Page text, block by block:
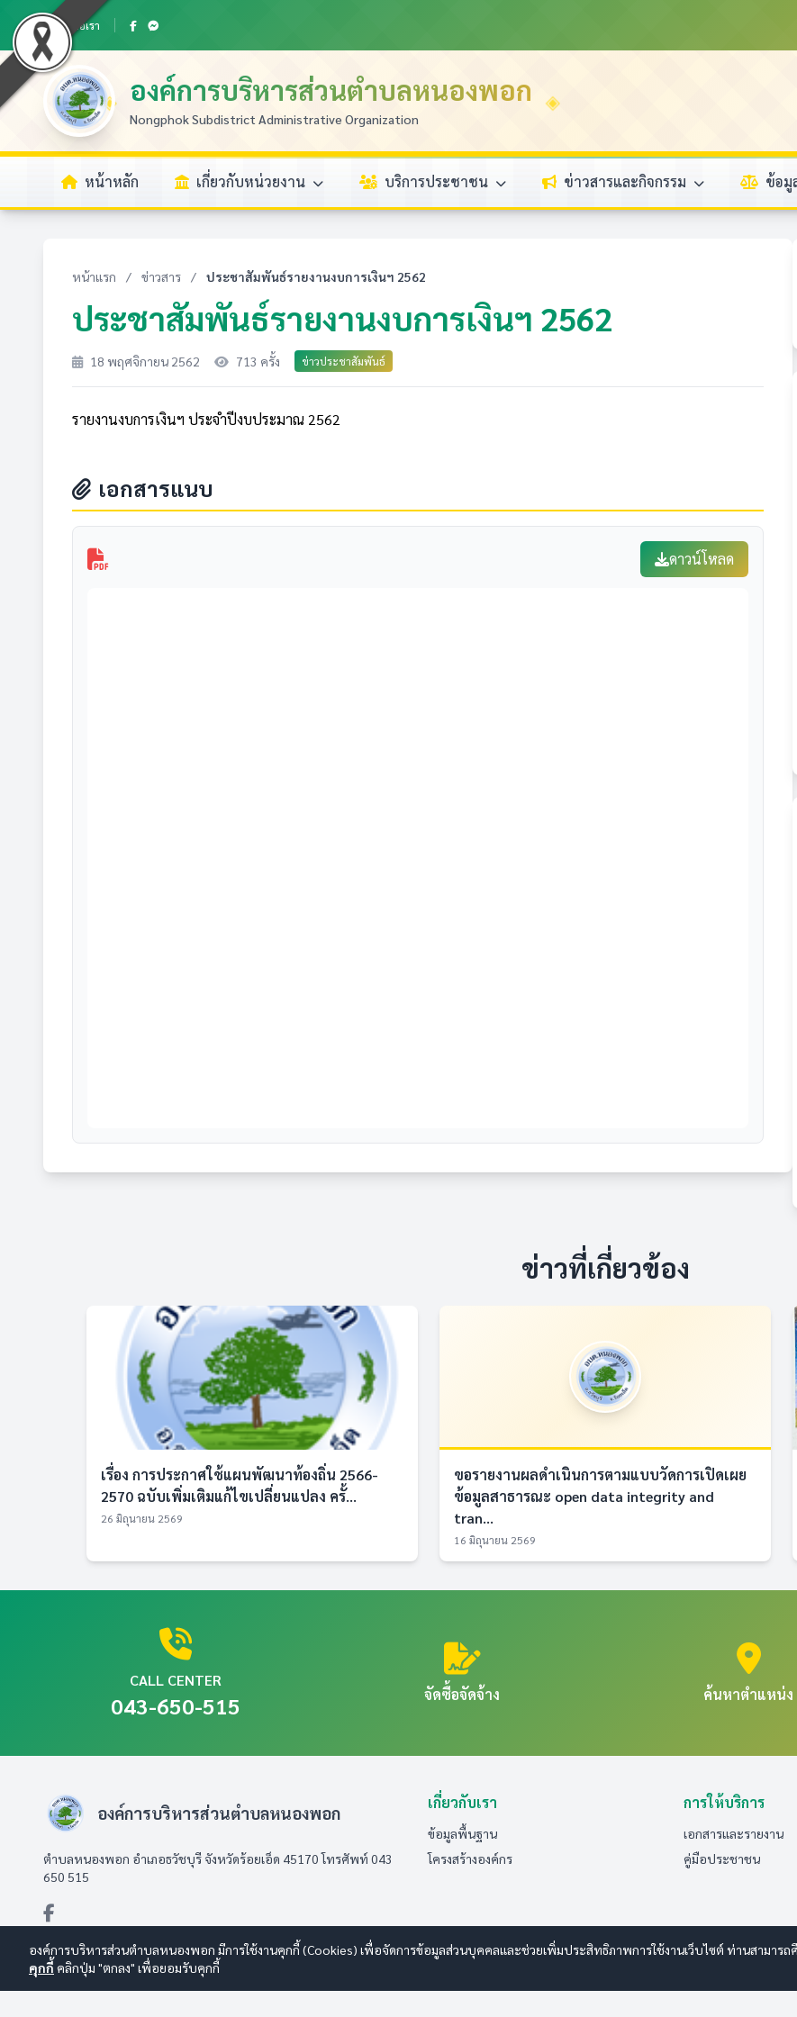
ติดต่อเรา
องค์การบริหารส่วนตำบลหนองพอก
Nongphok Subdistrict Administrative Organization
หน้าหลัก เกี่ยวกับหน่วยงาน บริการประชาชน ข่าวสารและกิจกรรม ข้อมู
หน้าแรก / ข่าวสาร / ประชาสัมพันธ์รายงานงบการเงินฯ 2562
ประชาสัมพันธ์รายงานงบการเงินฯ 2562
18 พฤศจิกายน 2562 713 ครั้ง ข่าวประชาสัมพันธ์
รายงานงบการเงินฯ ประจำปีงบประมาณ 2562
เอกสารแนบ
ดาวน์โหลด
ข่าวที่เกี่ยวข้อง
เรื่อง การประกาศใช้แผนพัฒนาท้องถิ่น 2566-
2570 ฉบับเพิ่มเติมแก้ไขเปลี่ยนแปลง ครั้...
26 มิถุนายน 2569
ขอรายงานผลดำเนินการตามแบบวัดการเปิดเผย
ข้อมูลสาธารณะ open data integrity and
tran...
16 มิถุนายน 2569
CALL CENTER
043-650-515 จัดซื้อจัดจ้าง ค้นหาตำแหน่ง
องค์การบริหารส่วนตำบลหนองพอก
ตำบลหนองพอก อำเภอธวัชบุรี จังหวัดร้อยเอ็ด 45170 โทรศัพท์ 043
650 515
เกี่ยวกับเรา
ข้อมูลพื้นฐาน
โครงสร้างองค์กร
การให้บริการ
เอกสารและรายงาน
คู่มือประชาชน
องค์การบริหารส่วนตำบลหนองพอก มีการใช้งานคุกกี้ (Cookies) เพื่อจัดการข้อมูลส่วนบุคคลและช่วยเพิ่มประสิทธิภาพการใช้งานเว็บไซต์ ท่านสามารถ
คุกกี้ คลิกปุ่ม "ตกลง" เพื่อยอมรับคุกกี้